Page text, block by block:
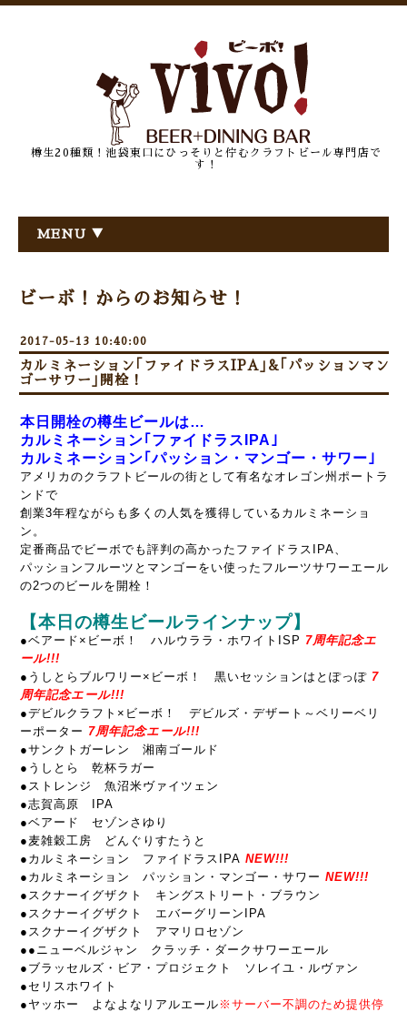
樽生20種類！池袋東口にひっそりと佇むクラフトビール専門店で
す！
MENU ▼
ビーボ！からのお知らせ！
2017-05-13 10:40:00
カルミネーション｢ファイドラスIPA｣&｢パッションマン
ゴーサワー｣開栓！
本日開栓の樽生ビールは…
カルミネーション｢ファイドラスIPA｣
カルミネーション｢パッション・マンゴー・サワー｣
アメリカのクラフトビールの街として有名なオレゴン州ポートラ
ンドで
創業3年程ながらも多くの人気を獲得しているカルミネーショ
ン。
定番商品でビーボでも評判の高かったファイドラスIPA、
パッションフルーツとマンゴーをい使ったフルーツサワーエール
の2つのビールを開栓！
【本日の樽生ビールラインナップ】
●ベアード×ビーボ！ ハルウララ・ホワイトISP 7周年記念エ
ール!!!
●うしとらブルワリー×ビーボ！ 黒いセッションはとぽっぽ 7
周年記念エール!!!
●デビルクラフト×ビーボ！ デビルズ・デザート～ベリーベリ
ーポーター 7周年記念エール!!!
●サンクトガーレン 湘南ゴールド
●うしとら 乾杯ラガー
●ストレンジ 魚沼米ヴァイツェン
●志賀高原 IPA
●ベアード セゾンさゆり
●麦雑穀工房 どんぐりすたうと
●カルミネーション ファイドラスIPA NEW!!!
●カルミネーション パッション・マンゴー・サワー NEW!!!
●スクナーイグザクト キングストリート・ブラウン
●スクナーイグザクト エバーグリーンIPA
●スクナーイグザクト アマリロセゾン
● ●ニューベルジャン クラッチ・ダークサワーエール
●ブラッセルズ・ビア・プロジェクト ソレイユ・ルヴァン
●セリスホワイト
●ヤッホー よなよなリアルエール ※サーバー不調のため提供停